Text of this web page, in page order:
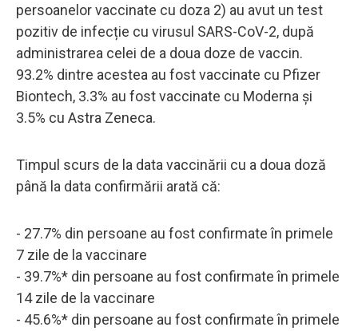
persoanelor vaccinate cu doza 2) au avut un test
pozitiv de infecție cu virusul SARS-CoV-2, după
administrarea celei de a doua doze de vaccin.
93.2% dintre acestea au fost vaccinate cu Pfizer
Biontech, 3.3% au fost vaccinate cu Moderna și
3.5% cu Astra Zeneca.
Timpul scurs de la data vaccinării cu a doua doză
până la data confirmării arată că:
- 27.7% din persoane au fost confirmate în primele
7 zile de la vaccinare
- 39.7%* din persoane au fost confirmate în primele
14 zile de la vaccinare
- 45.6%* din persoane au fost confirmate în primele